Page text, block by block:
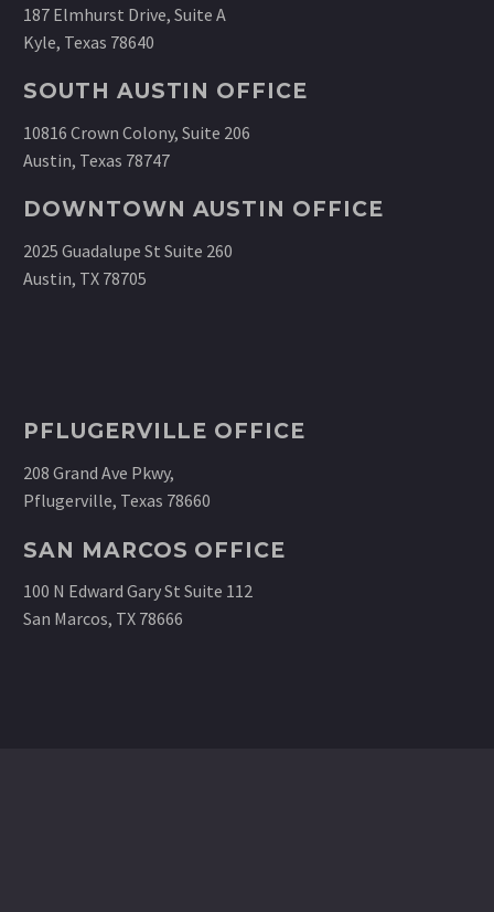
187 Elmhurst Drive, Suite A
Kyle, Texas 78640
SOUTH AUSTIN OFFICE
10816 Crown Colony, Suite 206
Austin, Texas 78747
DOWNTOWN AUSTIN OFFICE
2025 Guadalupe St Suite 260
Austin, TX 78705
PFLUGERVILLE OFFICE
208 Grand Ave Pkwy,
Pflugerville, Texas 78660
SAN MARCOS OFFICE
100 N Edward Gary St Suite 112
San Marcos, TX 78666